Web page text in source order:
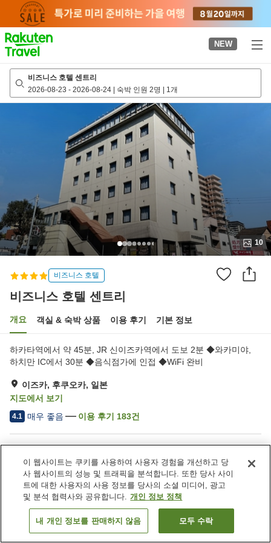
page
NEW
비즈니스 호텔 센트리
2026-08-23 - 2026-08-24 | 숙박 인원 2명 | 1개
10
비즈니스 호텔
비즈니스 호텔 센트리
개요 객실 & 숙박 상품 이용 후기 기본 정보
하카타역에서 약 45분, JR 신이즈카역에서 도보 2분 ◆와카미야,
하치만 IC에서 30분 ◆음식점가에 인접 ◆WiFi 완비
이즈카, 후쿠오카, 일본
지도에서 보기
4.1 매우 좋음 이용 후기 183건
주차장
레스토랑
자동판매기
택배
객실 보기
이 웹사이트는 쿠키를 사용하여 사용자 경험을 개선하고 당
사 웹사이트의 성능 및 트래픽을 분석합니다. 또한 당사 사이
트에 대한 사용자의 사용 정보를 당사의 소셜 미디어, 광고
및 분석 협력사와 공유합니다. 개인 정보 정책
내 개인 정보를 판매하지 않음 모두 수락